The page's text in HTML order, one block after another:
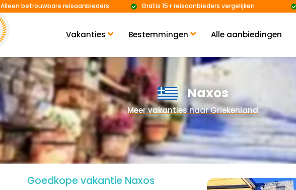
Vakanties Bestemmingen Alle aanbiedingen
Alleen betrouwbare reisaanbieders Gratis 15+ reisaanbieders vergelijken
Naxos
Meer vakanties naar Griekenland
Goedkope vakantie Naxos